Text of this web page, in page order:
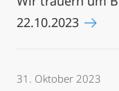
22.10.2023
31. Oktober 2023